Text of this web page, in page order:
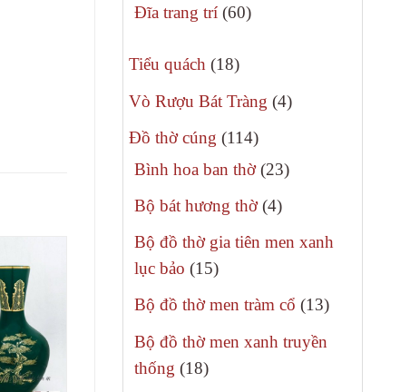
Đĩa trang trí 6060
Tiểu quách 1818
phẩm
Vò Rượu Bát Tràng 44
Đồ thờ cúng 114114
sản
Bình hoa ban thờ 2323
Bộ bát hương thờ 44
Bộ đồ thờ gia tiên men xanh
lục bảo
1515
Bộ đồ thờ men tràm cổ 1313
Bộ đồ thờ men xanh truyền
thống
1818